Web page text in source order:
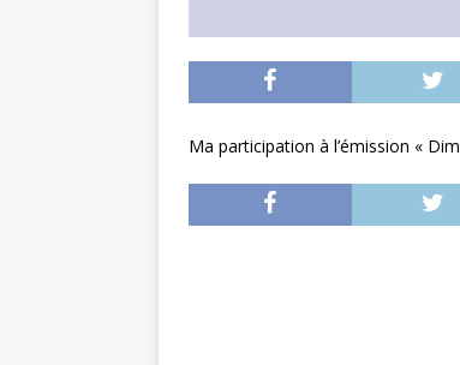
Ma participation à l’émission «